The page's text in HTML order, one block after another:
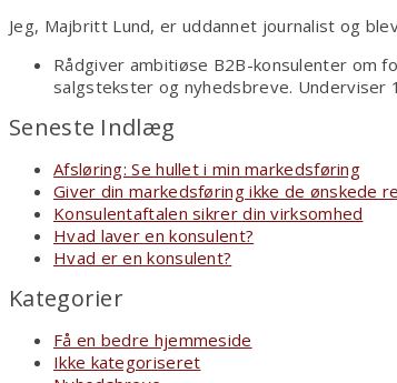
Jeg, Majbritt Lund, er uddannet journalist og
Rådgiver ambitiøse B2B-konsulenter om
salgstekster og nyhedsbreve.
Seneste Indlæg
Afsløring: Se hullet i min markedsføring
Giver din markedsføring ikke de ønskede
Konsulentaftalen sikrer din virksomhed
Hvad laver en konsulent?
Hvad er en konsulent?
Kategorier
Få en bedre hjemmeside
Ikke kategoriseret